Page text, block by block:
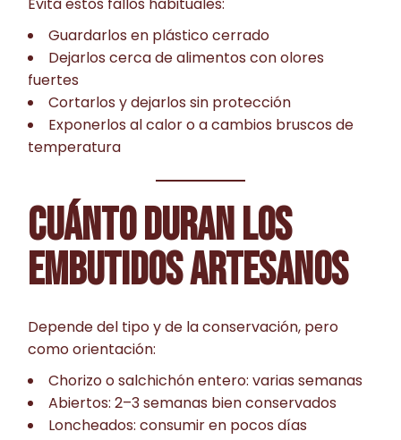
Guardarlos en plástico cerrado
Dejarlos cerca de alimentos con olores
fuertes
Cortarlos y dejarlos sin protección
Exponerlos al calor o a cambios bruscos de
temperatura
CUÁNTO DURAN LOS
EMBUTIDOS ARTESANOS
Depende del tipo y de la conservación, pero
como orientación:
Chorizo o salchichón entero: varias semanas
Abiertos: 2–3 semanas bien conservados
Loncheados: consumir en pocos días